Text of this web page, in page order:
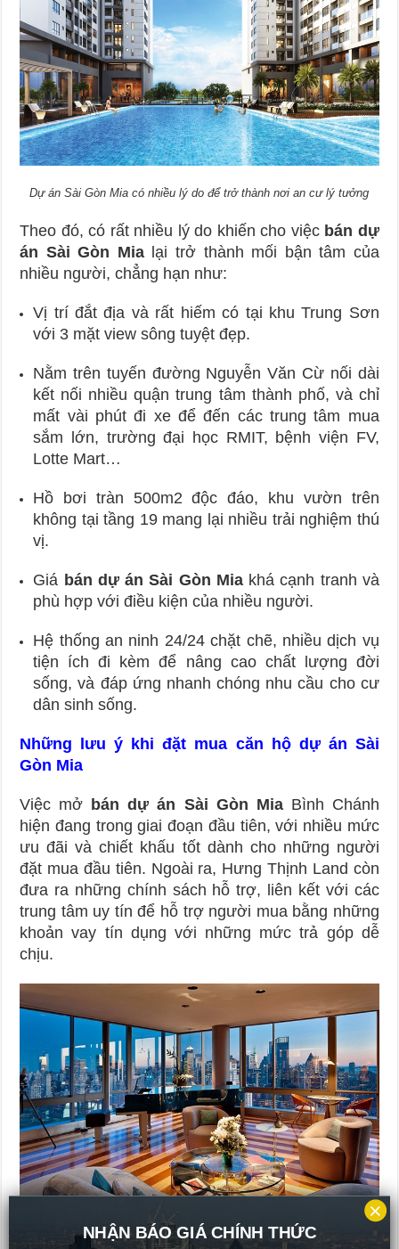
Dự án Sài Gòn Mia có nhiều lý do để trở thành nơi an cư lý tưởng
Theo đó, có rất nhiều lý do khiến cho việc bán dự
án Sài Gòn Mialại trở thành mối bận tâm của
nhiều người, chẳng hạn như:
Vị trí đắt địa và rất hiếm có tại khu Trung Sơn
với 3 mặt view sông tuyệt đẹp.
Nằm trên tuyến đường Nguyễn Văn Cừ nối dài
kết nối nhiều quận trung tâm thành phố, và chỉ
mất vài phút đi xe để đến các trung tâm mua
sắm lớn, trường đại học RMIT, bệnh viện FV,
Lotte Mart…
Hồ bơi tràn 500m2 độc đáo, khu vườn trên
không tại tầng 19 mang lại nhiều trải nghiệm thú
vị.
Giá bán dự án Sài Gòn Miakhá cạnh tranh và
phù hợp với điều kiện của nhiều người.
Hệ thống an ninh 24/24 chặt chẽ, nhiều dịch vụ
tiện ích đi kèm để nâng cao chất lượng đời
sống, và đáp ứng nhanh chóng nhu cầu cho cư
dân sinh sống.
Những lưu ý khi đặt mua căn hộ dự án Sài
Gòn Mia
Việc mở bán dự án Sài Gòn MiaBình Chánh
hiện đang trong giai đoạn đầu tiên, với nhiều mức
ưu đãi và chiết khấu tốt dành cho những người
đặt mua đầu tiên. Ngoài ra, Hưng Thịnh Land còn
đưa ra những chính sách hỗ trợ, liên kết với các
trung tâm uy tín để hỗ trợ người mua bằng những
khoản vay tín dụng với những mức trả góp dễ
chịu.
NHẬN BÁO GIÁ CHÍNH THỨC
×